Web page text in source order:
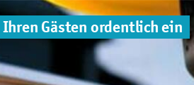
Gästen ordentlich ein